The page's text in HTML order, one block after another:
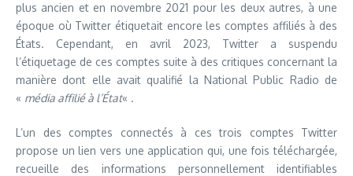
plus ancien et en novembre 2021 pour les deux autres, à une
époque où Twitter étiquetait encore les comptes affiliés à des
États. Cependant, en avril 2023, Twitter a suspendu
l’étiquetage de ces comptes suite à des critiques concernant la
manière dont elle avait qualifié la National Public Radio de
« média affilié à l’État« .
L’un des comptes connectés à ces trois comptes Twitter
propose un lien vers une application qui, une fois téléchargée,
recueille des informations personnellement identifiables